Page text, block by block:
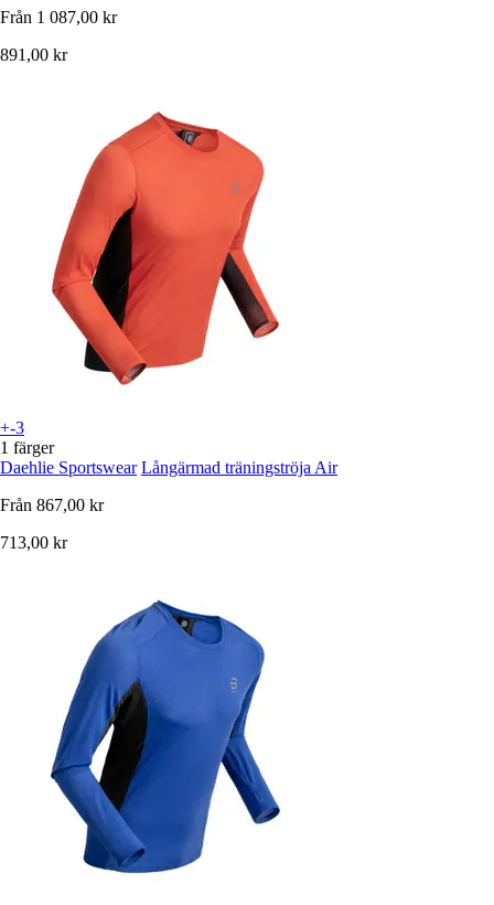
Från 1 087,00 kr
891,00 kr
+-3
1 färger
Daehlie Sportswear Långärmad träningströja Air
Från 867,00 kr
713,00 kr